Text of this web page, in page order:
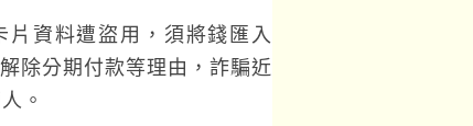
資料遭盜用，須將錢匯入
除分期付款等理由，詐騙近
。